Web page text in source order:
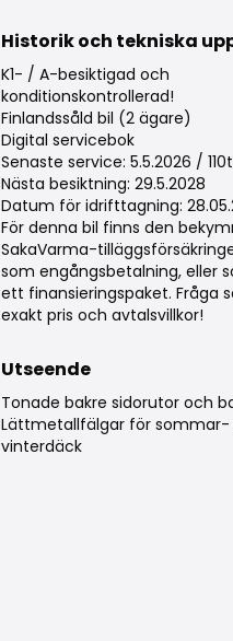
Historik och tekniska
K1- / A-besiktigad och
konditionskontrollerad!
Finlandssåld bil (2 ägare)
Digital servicebok
Senaste service: 5.5.2026 /
Nästa besiktning: 29.5.2028
Datum för idrifttagning:
För denna bil finns den
SakaVarma-
som engångsbetalning, eller
ett finansieringspaket. Fråga
exakt pris och avtalsvillkor!
Utseende
Tonade bakre sidorutor och
Lättmetallfälgar för sommar-
vinterdäck